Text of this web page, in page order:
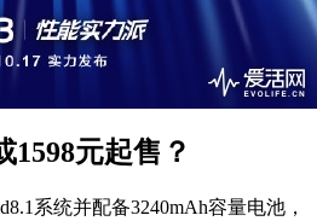
1598元起售？
系统并配备3240mAh容量电池，